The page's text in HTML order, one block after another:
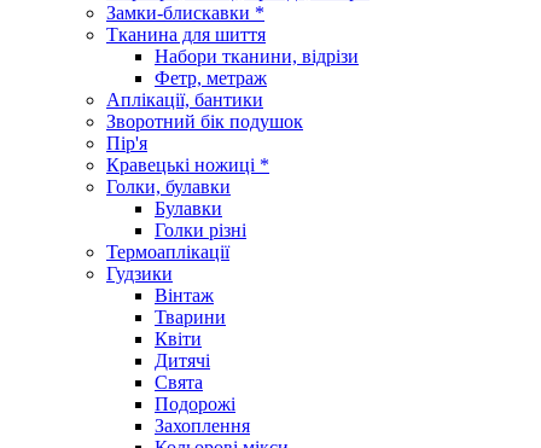
Замки-блискавки *
Тканина для шиття
Набори тканини, відрізи
Фетр, метраж
Аплікації, бантики
Зворотний бік подушок
Пір'я
Кравецькі ножиці *
Голки, булавки
Булавки
Голки різні
Термоаплікації
Гудзики
Вінтаж
Тварини
Квіти
Дитячі
Свята
Подорожі
Захоплення